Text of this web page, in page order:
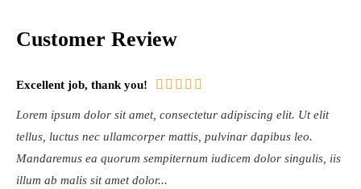
Customer Review
Excellent job, thank you!     
Lorem ipsum dolor sit amet, consectetur adipiscing elit. Ut elit
tellus, luctus nec ullamcorper mattis, pulvinar dapibus leo.
Mandaremus ea quorum sempiternum iudicem dolor singulis, iis
illum ab malis sit amet dolor...